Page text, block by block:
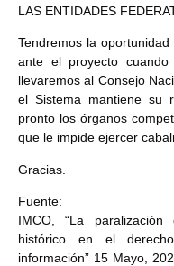
LAS ENTIDADES
Tendremos la
ante el proyecto
llevaremos al Consejo
el Sistema mantiene su
pronto los órganos
que le impide ejercer
Gracias.
Fuente:
IMCO, “La
histórico en el
información” 15 Mayo,